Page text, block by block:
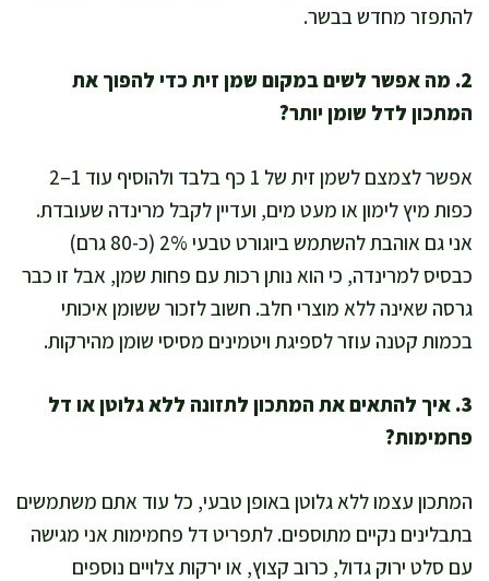
להתפזר מחדש בבשר.
2. מה אפשר לשים במקום שמן זית כדי להפוך את
המתכון לדל שומן יותר?
אפשר לצמצם לשמן זית של 1 כף בלבד ולהוסיף עוד 1–2
כפות מיץ לימון או מעט מים, ועדיין לקבל מרינדה שעובדת.
אני גם אוהבת להשתמש ביוגורט טבעי 2% (כ-80 גרם)
כבסיס למרינדה, כי הוא נותן רכות עם פחות שמן, אבל זו כבר
גרסה שאינה ללא מוצרי חלב. חשוב לזכור ששומן איכותי
בכמות קטנה עוזר לספיגת ויטמינים מסיסי שומן מהירקות.
3. איך להתאים את המתכון לתזונה ללא גלוטן או דל
פחמימות?
המתכון עצמו ללא גלוטן באופן טבעי, כל עוד אתם משתמשים
בתבלינים נקיים מתוספים. לתפריט דל פחמימות אני מגישה
עם סלט ירוק גדול, כרוב קצוץ, או ירקות צלויים נוספים